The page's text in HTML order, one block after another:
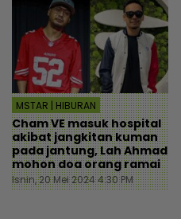
MSTAR | HIBURAN
Cham VE masuk hospital
akibat jangkitan kuman
pada jantung, Lah Ahmad
mohon doa orang ramai
Isnin, 20 Mei 2024 4:30 PM